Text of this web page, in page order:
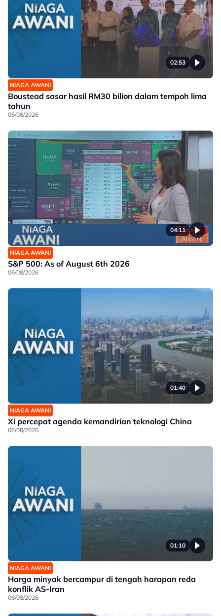
02:53
NIAGA AWANI
Boustead sasar hasil RM30 bilion dalam tempoh lima
tahun
06/08/2026
04:11
NIAGA AWANI
S&P 500: As of August 6th 2026
06/08/2026
01:40
NIAGA AWANI
Xi percepat agenda kemandirian teknologi China
06/08/2026
01:10
NIAGA AWANI
Harga minyak bercampur di tengah harapan reda
konflik AS-Iran
06/08/2026